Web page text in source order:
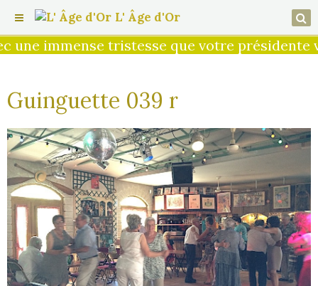
une immense tristesse que votre
L' Âge d'Or
Guinguette 039 r